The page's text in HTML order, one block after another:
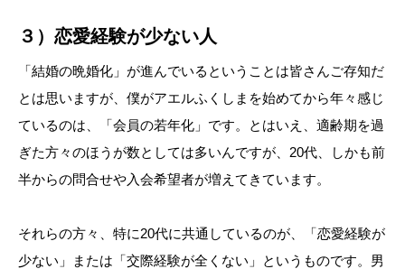
３）恋愛経験が少ない人
「結婚の晩婚化」が進んでいるということは皆さんご存知だ
とは思いますが、僕がアエルふくしまを始めてから年々感じ
ているのは、「会員の若年化」です。とはいえ、適齢期を過
ぎた方々のほうが数としては多いんですが、20代、しかも前
半からの問合せや入会希望者が増えてきています。
それらの方々、特に20代に共通しているのが、「恋愛経験が
少ない」または「交際経験が全くない」というものです。男